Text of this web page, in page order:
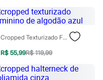
Cropped Texturizado Feminino De Algodão Azul
R$ 55,99R$ 119,99